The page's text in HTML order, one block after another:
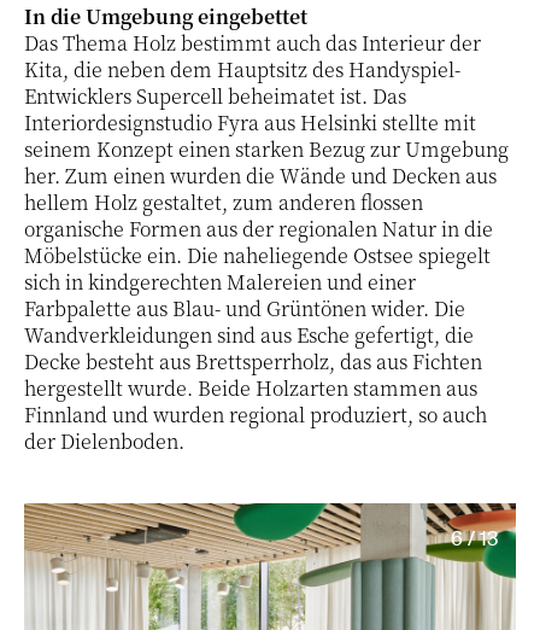
In die Umgebung eingebettet
Das Thema Holz bestimmt auch das Interieur der
Kita, die neben dem Hauptsitz des Handyspiel-
Entwicklers Supercell beheimatet ist. Das
Interiordesignstudio Fyra aus Helsinki stellte mit
seinem Konzept einen starken Bezug zur Umgebung
her. Zum einen wurden die Wände und Decken aus
hellem Holz gestaltet, zum anderen flossen
organische Formen aus der regionalen Natur in die
Möbelstücke ein. Die naheliegende Ostsee spiegelt
sich in kindgerechten Malereien und einer
Farbpalette aus Blau- und Grüntönen wider. Die
Wandverkleidungen sind aus Esche gefertigt, die
Decke besteht aus Brettsperrholz, das aus Fichten
hergestellt wurde. Beide Holzarten stammen aus
Finnland und wurden regional produziert, so auch
der Dielenboden.
6 / 13